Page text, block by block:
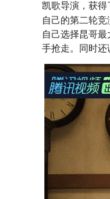
凯歌导演，获得
自己的第二轮
自己选择昆哥
手抢走。同时还